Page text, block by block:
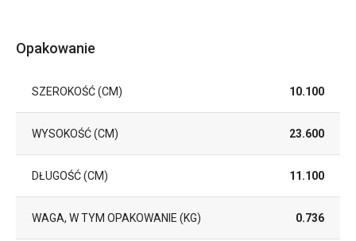
Opakowanie
SZEROKOŚĆ (CM) 10.100
WYSOKOŚĆ (CM) 23.600
DŁUGOŚĆ (CM) 11.100
WAGA, W TYM OPAKOWANIE (KG) 0.736